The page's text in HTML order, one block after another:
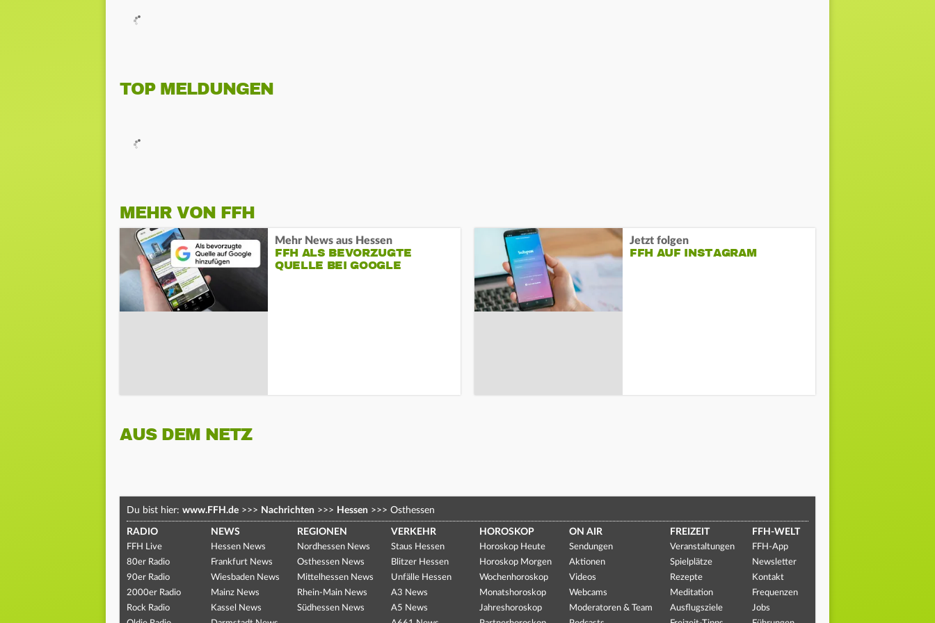
TOP MELDUNGEN
MEHR VON FFH
Mehr News aus Hessen
FFH ALS BEVORZUGTE
QUELLE BEI GOOGLE
Jetzt folgen
FFH AUF INSTAGRAM
AUS DEM NETZ
Du bist hier: www.FFH.de >>> Nachrichten >>> Hessen >>> Osthessen
RADIO
FFH Live
80er Radio
90er Radio
2000er Radio
Rock Radio
NEWS
Hessen News
Frankfurt News
Wiesbaden News
Mainz News
Kassel News
REGIONEN
Nordhessen News
Osthessen News
Mittelhessen News
Rhein-Main News
Südhessen News
VERKEHR
Staus Hessen
Blitzer Hessen
Unfälle Hessen
A3 News
A5 News
HOROSKOP
Horoskop Heute
Horoskop Morgen
Wochenhoroskop
Monatshoroskop
Jahreshoroskop
ON AIR
Sendungen
Aktionen
Videos
Webcams
Moderatoren & Team
FREIZEIT
Veranstaltungen
Spielplätze
Rezepte
Meditation
Ausflugsziele
FFH-WELT
FFH-App
Newsletter
Kontakt
Frequenzen
Jobs